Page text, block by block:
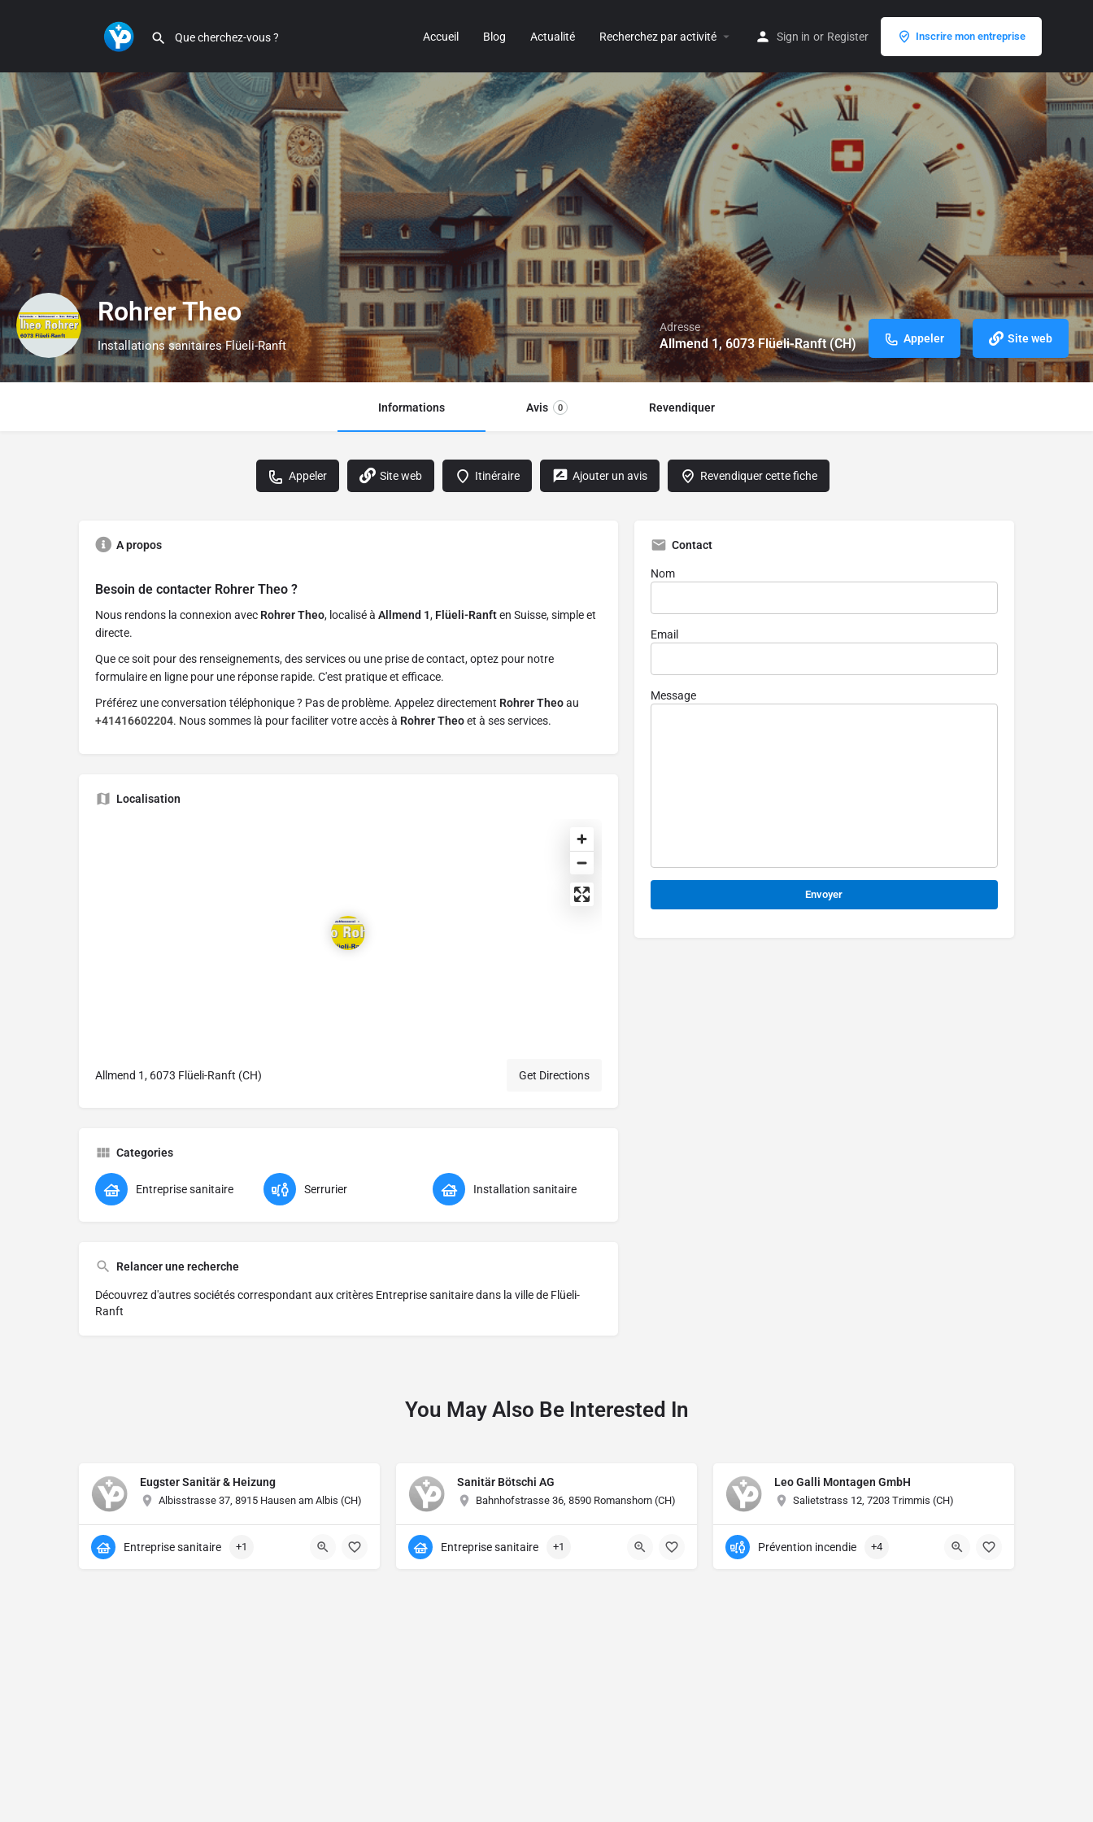
Accueil Blog Actualité Recherchez par activité Sign in or Register Inscrire mon entreprise
Rohrer Theo
Installations sanitaires Flüeli-Ranft
Adresse
Allmend 1, 6073 Flüeli-Ranft (CH) Appeler Site web
Informations Avis 0 Revendiquer
Appeler Site web Itinéraire Ajouter un avis Revendiquer cette fiche
A propos
Besoin de contacter Rohrer Theo ?
Nous rendons la connexion avec Rohrer Theo, localisé à Allmend 1, Flüeli-Ranften Suisse, simple et
directe.
Que ce soit pour des renseignements, des services ou une prise de contact, optez pour notre
formulaire en ligne pour une réponse rapide. C'est pratique et efficace.
Préférez une conversation téléphonique ? Pas de problème. Appelez directement Rohrer Theoau
+41416602204. Nous sommes là pour faciliter votre accès à Rohrer Theoet à ses services.
Localisation
Allmend 1, 6073 Flüeli-Ranft (CH) Get Directions
Categories
Entreprise sanitaire Serrurier Installation sanitaire
Relancer une recherche
Découvrez d'autres sociétés correspondant aux critères Entreprise sanitaire dans la ville de Flüeli-
Ranft
Contact
Nom
Email
Message
You May Also Be Interested In
Eugster Sanitär & Heizung
Albisstrasse 37, 8915 Hausen am Albis (CH)
Entreprise sanitaire +1
Sanitär Bötschi AG
Bahnhofstrasse 36, 8590 Romanshorn (CH)
Entreprise sanitaire +1
Leo Galli Montagen GmbH
Salietstrass 12, 7203 Trimmis (CH)
Prévention incendie +4